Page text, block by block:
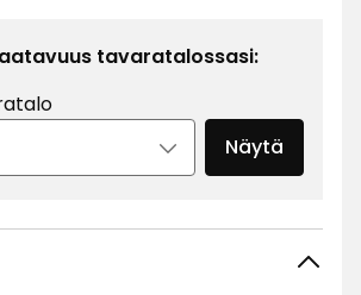
tavaratalossasi:
Näytä